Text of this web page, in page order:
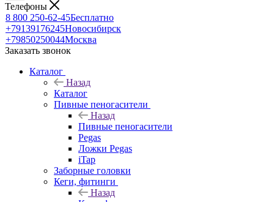
Телефоны
8 800 250-62-45Бесплатно
+79139176245Новосибирск
+79850250044Москва
Заказать звонок
Каталог
Назад
Каталог
Пивные пеногасители
Назад
Пивные пеногасители
Pegas
Ложки Pegas
iTap
Заборные головки
Кеги, фитинги
Назад